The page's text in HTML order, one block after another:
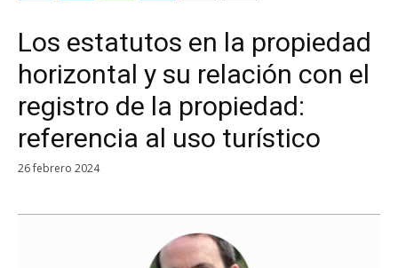
Los estatutos en la propiedad
horizontal y su relación con el
registro de la propiedad:
referencia al uso turístico
26 febrero 2024